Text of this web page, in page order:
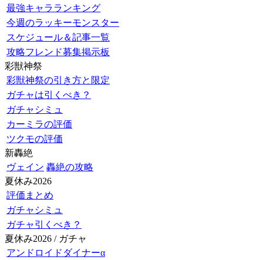
最強キャラランキング
今週のラッキーモンスター
スケジュール＆記事一覧
攻略フレンド募集掲示板
彩獣神祭
彩獣神祭の引き方と限定
ガチャは引くべき？
ガチャシミュ
カーミラの評価
ツクモの評価
新轟絶
ヴェイン 轟絶の攻略
夏休み2026
評価まとめ
ガチャシミュ
ガチャ引くべき？
夏休み2026 / ガチャ
アンドロイドダイナーα